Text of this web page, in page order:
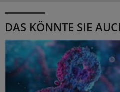
DAS KÖNNTE SIE